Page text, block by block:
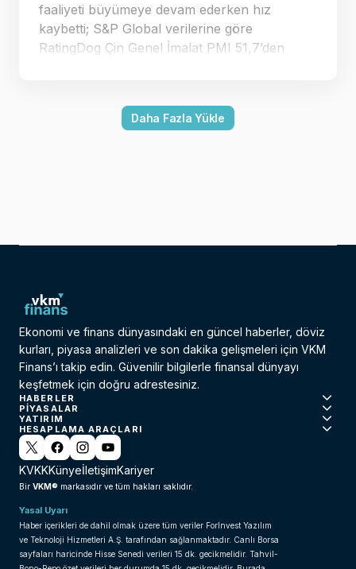
faaliyeti büyümeye devam ederken hız
kaybetti; S&P Global verilerine göre
RatingDog Çin Genel İmalat PMI 51,7’den
döndü. Çin’in özel sektör imalat pmi
temmuzda 50,9’a…Daha Fazla Yükle
Ekonomi ve finans dünyasındaki en güncel haberler, döviz
kurları, piyasa analizleri ve son dakika gelişmeleri için VKM
Finans’ı takip edin. Güvenilir bilgilerle finansal dünyayı
keşfetmek için doğru adrestesiniz.
HABERLER
PIYASALAR
YATIRIM
HESAPLAMA ARAÇLARI
KVKKKünyeİletişimKariyer
Bir VKM® markasıdır ve tüm hakları saklıdır.
Yasal Uyarı
Haber içerikleri de dahil olmak üzere tüm veriler ForInvest Yazılım
ve Teknoloji Hizmetleri A.Ş. tarafından sağlanmaktadır. Canlı Borsa
sayfaları haricinde Hisse Senedi verileri 15 dk. gecikmelidir. Tahvil-